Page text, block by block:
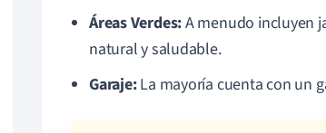
Áreas Verdes:A menudo incluyen
natural y saludable.
Garaje:La mayoría cuenta con un